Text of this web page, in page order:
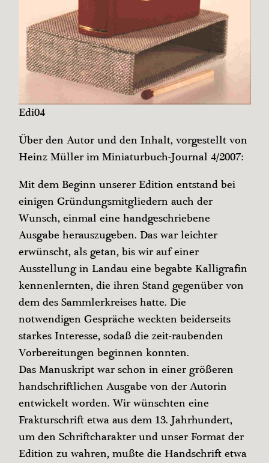
Edi04
Über den Autor und den Inhalt, vorgestellt von
Heinz Müller im Miniaturbuch-Journal 4/2007:
Mit dem Beginn unserer Edition entstand bei
einigen Gründungsmitgliedern auch der
Wunsch, einmal eine handgeschriebene
Ausgabe herauszugeben. Das war leichter
erwünscht, als getan, bis wir auf einer
Ausstellung in Landau eine begabte Kalligrafin
kennenlernten, die ihren Stand gegenüber von
dem des Sammlerkreises hatte. Die
notwendigen Gespräche weckten beiderseits
starkes Interesse, sodaß die zeit-raubenden
Vorbereitungen beginnen konnten.
Das Manuskript war schon in einer größeren
handschriftlichen Ausgabe von der Autorin
entwickelt worden. Wir wünschten eine
Frakturschrift etwa aus dem 13. Jahrhundert,
um den Schriftcharakter und unser Format der
Edition zu wahren, mußte die Handschrift etwa